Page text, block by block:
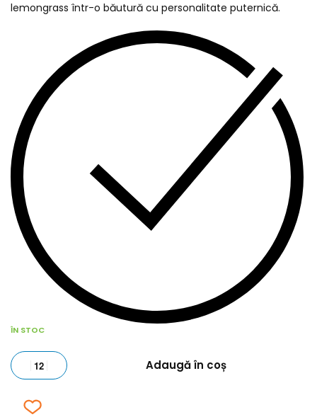
lemongrass într-o băutură cu personalitate puternică.
ÎN STOC
Adaugă în coș